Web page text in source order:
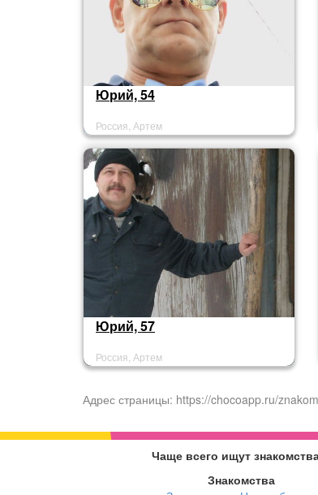
Юрий, 54
Россия, Артем
Юрий, 57
Россия, Артем
Адрес страницы: https://chocoapp.ru/
Чаще всего ищут
Знакомства